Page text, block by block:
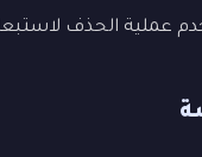
عملية الحذف